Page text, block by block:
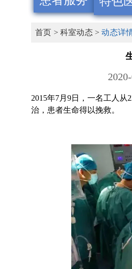
首页 > 科室动态 > 动态详
2015年7月9日，一名工人
治，患者生命得以挽救。